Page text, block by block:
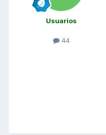
Usuarios
44